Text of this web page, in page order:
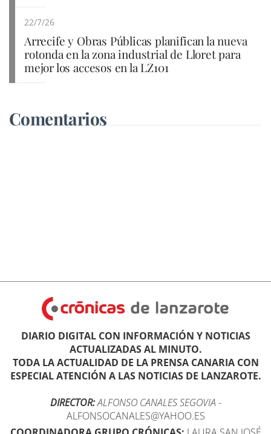
22/7/26
Arrecife y Obras Públicas planifican la nueva
rotonda en la zona industrial de Lloret para
mejor los accesos en la LZ101
Comentarios
DIARIO DIGITAL CON INFORMACIÓN Y NOTICIAS
ACTUALIZADAS AL MINUTO.
TODA LA ACTUALIDAD DE LA PRENSA CANARIA CON
ESPECIAL ATENCIÓN A LAS NOTICIAS DE LANZAROTE.
DIRECTOR:ALFONSO CANALES SEGOVIA -
ALFONSOCANALES@YAHOO.ES